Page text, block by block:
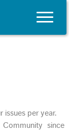
Toggle
issues per year.
since